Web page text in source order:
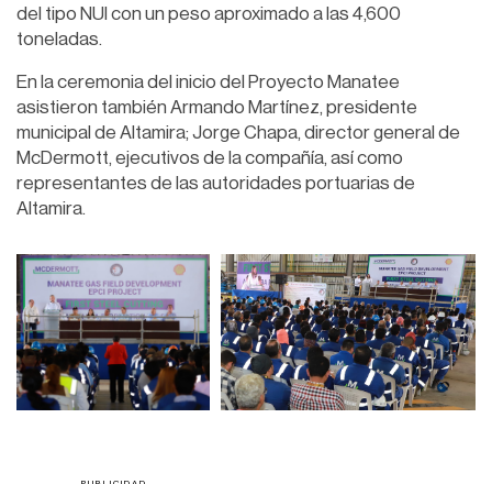
del tipo NUI con un peso aproximado a las 4,600
toneladas.
En la ceremonia del inicio del Proyecto Manatee
asistieron también Armando Martínez, presidente
municipal de Altamira; Jorge Chapa, director general de
McDermott, ejecutivos de la compañía, así como
representantes de las autoridades portuarias de
Altamira.